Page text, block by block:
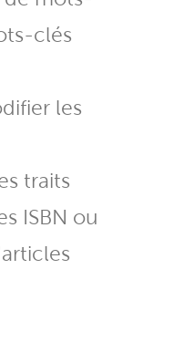
clés
les
traits
ISBN ou